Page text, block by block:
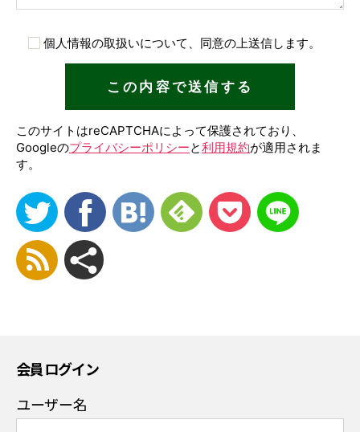
個人情報の取扱いについて、同意の上送信します。
このサイトはreCAPTCHAによって保護されており、
Googleのプライバシーポリシーと利用規約が適用されま
す。
会員ログイン
ユーザー名